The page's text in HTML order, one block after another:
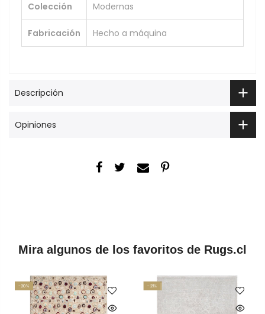
Colección Modernas
Fabricación Hecho a máquina
Descripción
Opiniones
Mira algunos de los favoritos de Rugs.cl
-20% -21%